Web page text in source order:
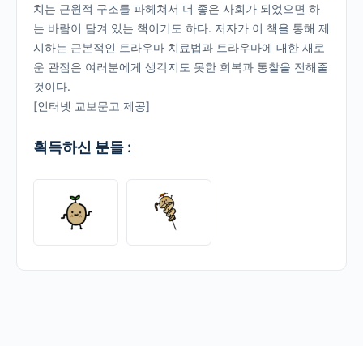
치는 근원적 구조를 파헤쳐서 더 좋은 사회가 되었으면 하
는 바람이 담겨 있는 책이기도 하다. 저자가 이 책을 통해 제
시하는 근본적인 트라우마 치료법과 트라우마에 대한 새로
운 관점은 여러분에게 생각지도 못한 회복과 통찰을 전해줄
것이다.
[인터넷 교보문고 제공]
획득하신 분들 :